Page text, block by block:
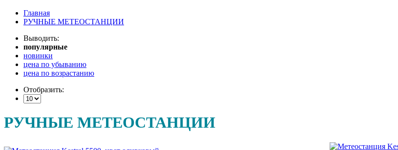
Главная
РУЧНЫЕ МЕТЕОСТАНЦИИ
Выводить:
популярные
новинки
цена по убыванию
цена по возрастанию
Отобразить:
РУЧНЫЕ МЕТЕОСТАНЦИИ